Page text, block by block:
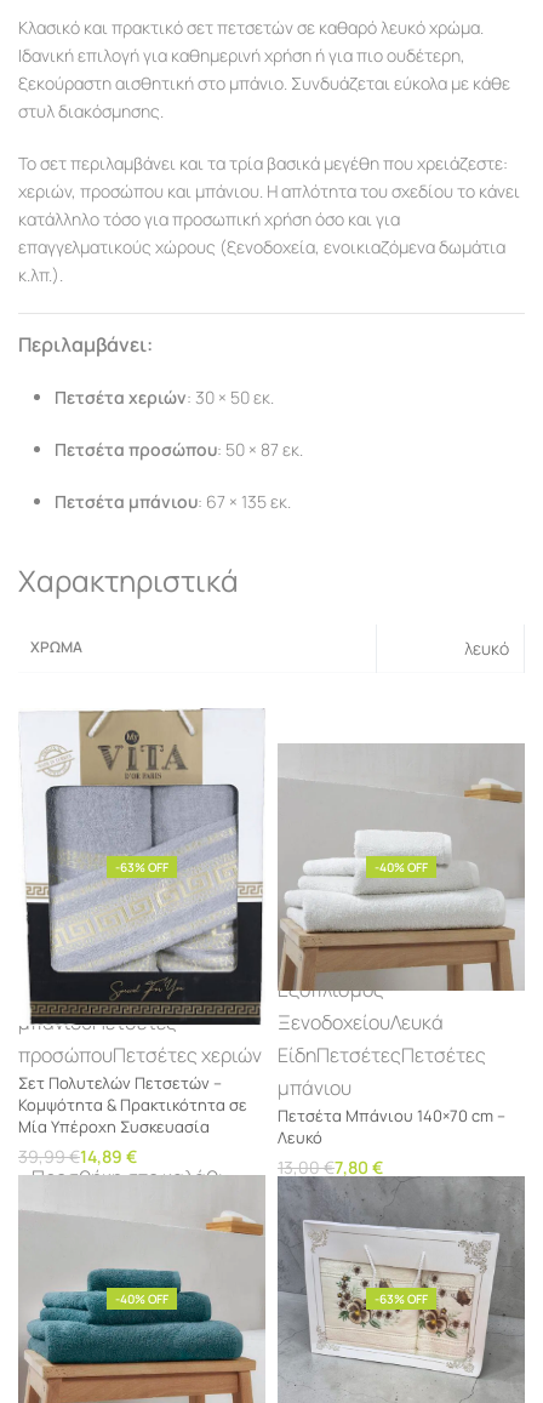
Κλασικό και πρακτικό σετ πετσετών σε καθαρό λευκό χρώμα.
Ιδανική επιλογή για καθημερινή χρήση ή για πιο ουδέτερη,
ξεκούραστη αισθητική στο μπάνιο. Συνδυάζεται εύκολα με κάθε
στυλ διακόσμησης.
Το σετ περιλαμβάνει και τα τρία βασικά μεγέθη που χρειάζεστε:
χεριών, προσώπου και μπάνιου. Η απλότητα του σχεδίου το κάνει
κατάλληλο τόσο για προσωπική χρήση όσο και για
επαγγελματικούς χώρους (ξενοδοχεία, ενοικιαζόμενα δωμάτια
κ.λπ.).
Περιλαμβάνει:
Πετσέτα χεριών: 30 × 50 εκ.
Πετσέτα προσώπου: 50 × 87 εκ.
Πετσέτα μπάνιου: 67 × 135 εκ.
Χαρακτηριστικά
ΧΡΏΜΑ λευκό
Σχετικά Προϊόντα
-63% OFF
Πετσέτες
Πετσέτες
μπάνιουΠετσέτες
προσώπουΠετσέτες χεριών
Σετ Πολυτελών Πετσετών –
Κομψότητα & Πρακτικότητα σε
Μία Υπέροχη Συσκευασία
39,99€14,89 €
Προσθήκη στο καλάθι
-40% OFF
Εξοπλισμός
ΞενοδοχείουΛευκά
ΕίδηΠετσέτεςΠετσέτες
μπάνιου
Πετσέτα Μπάνιου 140×70 cm –
Λευκό
13,00€7,80 €
Προσθήκη στο καλάθι
-40% OFF -63% OFF